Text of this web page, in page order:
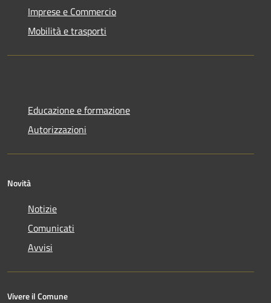
Imprese e Commercio
Mobilità e trasporti
Educazione e formazione
Autorizzazioni
Novità
Notizie
Comunicati
Avvisi
Vivere il Comune